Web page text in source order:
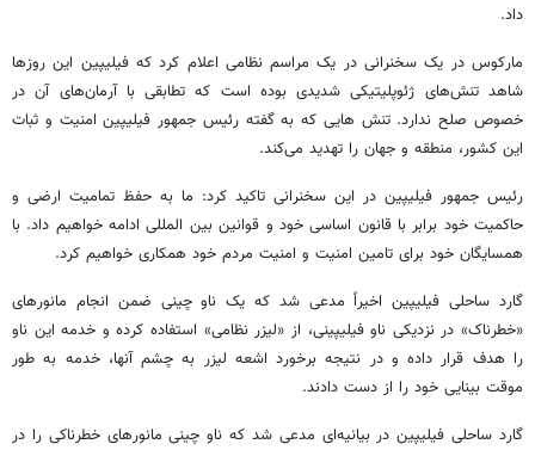
داد.
مارکوس در یک سخنرانی در یک مراسم نظامی اعلام کرد که فیلیپین این روزها
شاهد تنش‌های ژئوپلیتیکی شدیدی بوده است که تطابقی با آرمان‌های آن در
خصوص صلح ندارد. تنش هایی که به گفته رئیس جمهور فیلیپین امنیت و ثبات
این کشور، منطقه و جهان را تهدید می‌کند.
رئیس جمهور فیلیپین در این سخنرانی تاکید کرد: ما به حفظ تمامیت ارضی و
حاکمیت خود برابر با قانون اساسی خود و قوانین بین المللی ادامه خواهیم داد. با
همسایگان خود برای تامین امنیت و امنیت مردم خود همکاری خواهیم کرد.
گارد ساحلی فیلیپین اخیراً مدعی شد که یک ناو چینی ضمن انجام مانورهای
«خطرناک» در نزدیکی ناو فیلیپینی، از «لیزر نظامی» استفاده کرده و خدمه این ناو
را هدف قرار داده و در نتیجه برخورد اشعه لیزر به چشم آنها، خدمه به طور
موقت بینایی خود را از دست دادند.
گارد ساحلی فیلیپین در بیانیه‌ای مدعی شد که ناو چینی مانورهای خطرناکی را در